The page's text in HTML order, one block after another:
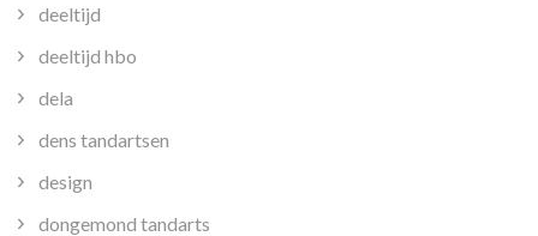
deeltijd
deeltijd hbo
dela
dens tandartsen
design
dongemond tandarts